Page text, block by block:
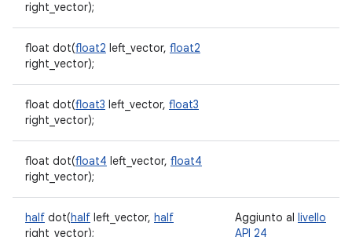
right_vector);
float dot(float2 left_vector, float2
right_vector);
float dot(float3 left_vector, float3
right_vector);
float dot(float4 left_vector, float4
right_vector);
half dot(half left_vector, half
right_vector);
Aggiunto al livello
API 24